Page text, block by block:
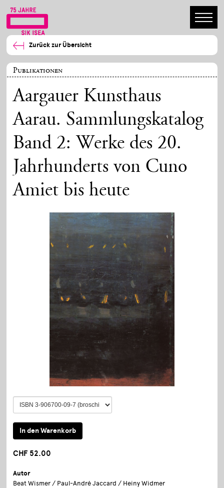
Zurück zur Übersicht
Publikationen
Aargauer Kunsthaus
Aarau. Sammlungskatalog
Band 2: Werke des 20.
Jahrhunderts von Cuno
Amiet bis heute
CHF 52.00
Autor
Beat Wismer / Paul-André Jaccard / Heiny Widmer